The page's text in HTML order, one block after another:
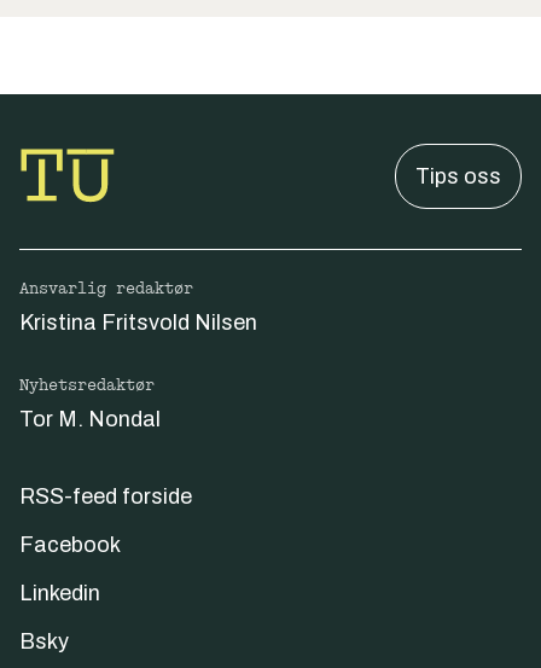
Tips oss
Ansvarlig redaktør
Kristina Fritsvold Nilsen
Nyhetsredaktør
Tor M. Nondal
RSS-feed forside
Facebook
Linkedin
Bsky